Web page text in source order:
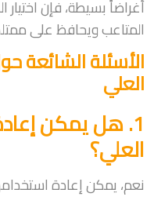
أغراضاً بسيطة، فإن
المتاعب ويحافظ على
الأسئلة الشائعة
العلي
1. هل يمكن
العلي؟
نعم، يمكن إعادة